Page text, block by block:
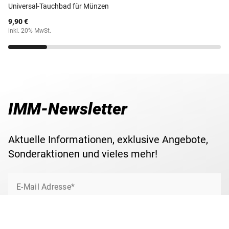
Universal-Tauchbad für Münzen
9,90 €
inkl. 20% MwSt.
IMM-Newsletter
Aktuelle Informationen, exklusive Angebote,
Sonderaktionen und vieles mehr!
E-Mail Adresse*